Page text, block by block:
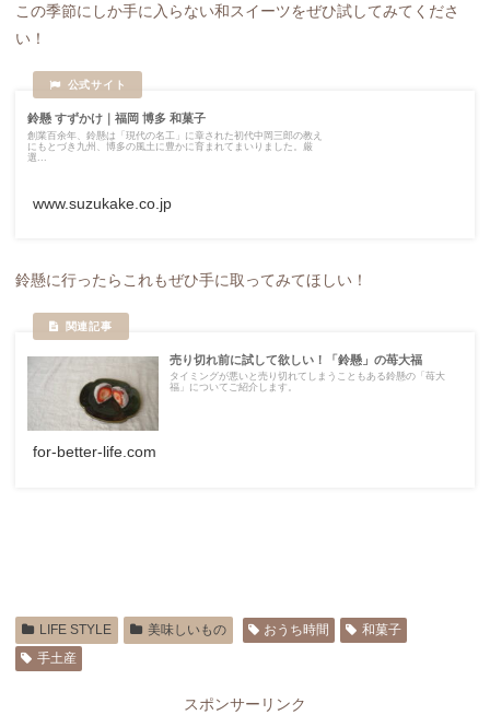
この季節にしか手に入らない和スイーツをぜひ試してみてくださ
い！
鈴懸 すずかけ｜福岡 博多 和菓子
創業百余年、鈴懸は「現代の名工」に章された初代中岡三郎の教え
にもとづき九州、博多の風土に豊かに育まれてまいりました。厳
選...
www.suzukake.co.jp
鈴懸に行ったらこれもぜひ手に取ってみてほしい！
売り切れ前に試して欲しい！「鈴懸」の苺大福
タイミングが悪いと売り切れてしまうこともある鈴懸の「苺大
福」についてご紹介します。
for-better-life.com
LIFE STYLE 美味しいもの おうち時間
和菓子
手土産
スポンサーリンク